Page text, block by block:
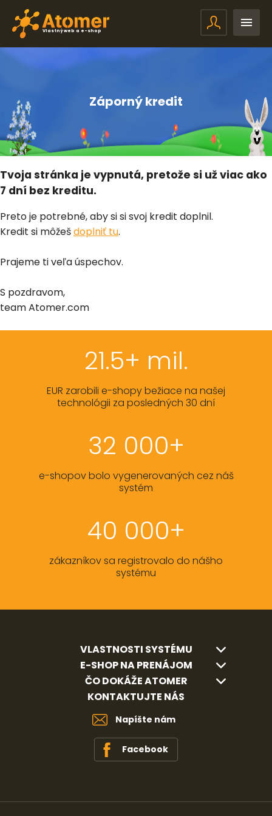
Vlastný web a e-shop
Záporný kredit
Tvoja stránka je vypnutá, pretože si už viac ako
7 dní bez kreditu.
Preto je potrebné, aby si si svoj kredit doplnil.
Kredit si môžešdoplniť tu.
Prajeme ti veľa úspechov.
S pozdravom,
team Atomer.com
21.5+ mil.
EUR zarobili e-shopy bežiace na našej
technológii za posledných 30 dní
32 000+
e-shopov bolo vygenerovaných cez náš
systém
40 000+
zákazníkov sa registrovalo do nášho
systému
VLASTNOSTI SYSTÉMU
E-SHOP NA PRENÁJOM
ČO DOKÁŽE ATOMER
KONTAKTUJTE NÁS
Napíšte nám
Facebook